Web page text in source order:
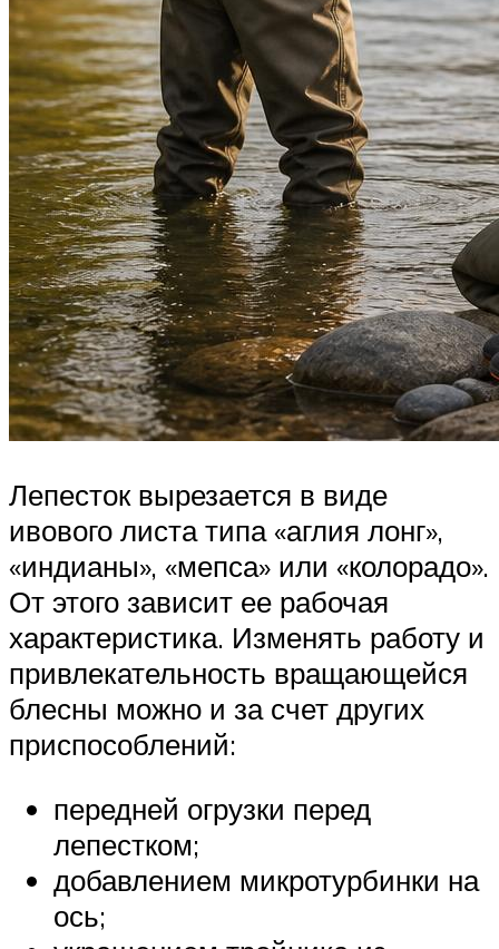
Лепесток вырезается в виде
ивового листа типа «аглия лонг»,
«индианы», «мепса» или «колорадо».
От этого зависит ее рабочая
характеристика. Изменять работу и
привлекательность вращающейся
блесны можно и за счет других
приспособлений:
передней огрузки перед
лепестком;
добавлением микротурбинки на
ось;